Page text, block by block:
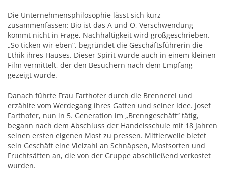
Die Unternehmensphilosophie lässt sich kurz
zusammenfassen: Bio ist das A und O, Verschwendung
kommt nicht in Frage, Nachhaltigkeit wird großgeschrieben.
„So ticken wir eben“, begründet die Geschäftsführerin die
Ethik ihres Hauses. Dieser Spirit wurde auch in einem kleinen
Film vermittelt, der den Besuchern nach dem Empfang
gezeigt wurde.
Danach führte Frau Farthofer durch die Brennerei und
erzählte vom Werdegang ihres Gatten und seiner Idee. Josef
Farthofer, nun in 5. Generation im „Brenngeschäft“ tätig,
begann nach dem Abschluss der Handelsschule mit 18 Jahren
seinen ersten eigenen Most zu pressen. Mittlerweile bietet
sein Geschäft eine Vielzahl an Schnäpsen, Mostsorten und
Fruchtsäften an, die von der Gruppe abschließend verkostet
wurden.